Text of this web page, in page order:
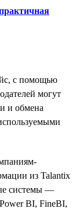
с помощью
могут
и обмена
из Talantix
системы —
BI, FineBI,